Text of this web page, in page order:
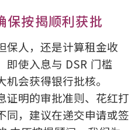
保按揭顺利获批
保人，还是计算租金收
即使入息与 DSR 门槛
机会获得银行批核。
证明的审批准则、花红打
同，建议在递交申请或签